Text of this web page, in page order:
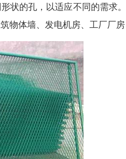
状的孔，以适应不同的需求
物体墙、发电机房、工厂厂